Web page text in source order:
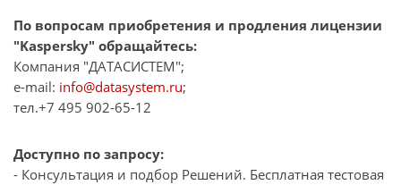
По вопросам приобретения и продления лицензии
"Kaspersky" обращайтесь:
Компания "ДАТАСИСТЕМ";
e-mail: info@datasystem.ru;
тел.+7 495 902-65-12
Доступно по запросу:
- Консультация и подбор Решений. Бесплатная тестовая